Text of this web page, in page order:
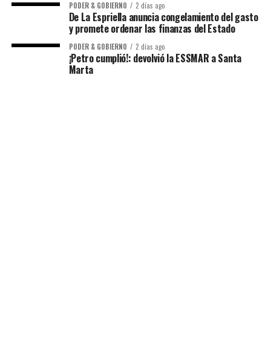
PODER & GOBIERNO 2 días ago
De La Espriella anuncia congelamiento del gasto
y promete ordenar las finanzas del Estado
PODER & GOBIERNO 2 días ago
¡Petro cumplió!: devolvió la ESSMAR a Santa
Marta